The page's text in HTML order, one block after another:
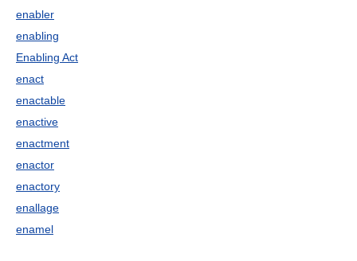
enabler
enabling
Enabling Act
enact
enactable
enactive
enactment
enactor
enactory
enallage
enamel